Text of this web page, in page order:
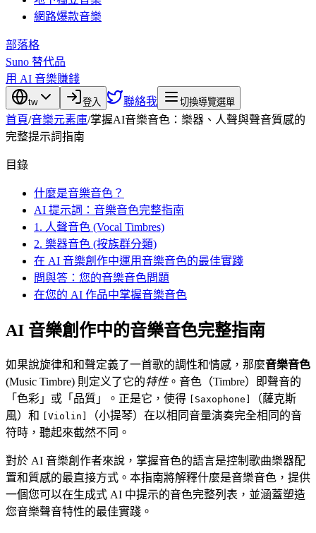
網路爆款音樂
部落格
Suno 替代品
用 AI 音樂賺錢
tw 登入 聯絡我 切換導覽選單
首頁/音樂元素庫/掌握AI音樂音色：樂器、人聲與聲音質感的
完整提示詞指南
目錄
什麼是音樂音色？
AI 提示詞：音樂音色完整指南
1. 人聲音色 (Vocal Timbres)
2. 樂器音色 (按族群分類)
在 AI 音樂創作中運用音樂音色的最佳實踐
問與答：您的音樂音色問題
在您的 AI 作品中掌握音樂音色
AI 音樂創作中的音樂音色完整指南
如果說旋律和和聲定義了一首歌的調性和情感，那麼音樂音色
(Music Timbre) 則定义了它的特性。音色（Timbre）即聲音的
「色彩」或「品質」。正是它，使得
[Saxophone]
（薩克斯
風）和
[Violin]
（小提琴）在以相同音量演奏完全相同的音
符時，聽起來截然不同。
對於 AI 音樂創作者來說，掌握音色的語言是控制歌曲樂器配
置和質感的最直接方式。本指南將解釋什麼是音樂音色，提供
一個您可以在生成式 AI 中提示的音色完整列表，並涵蓋塑造
您音樂聲音特性的最佳實踐。